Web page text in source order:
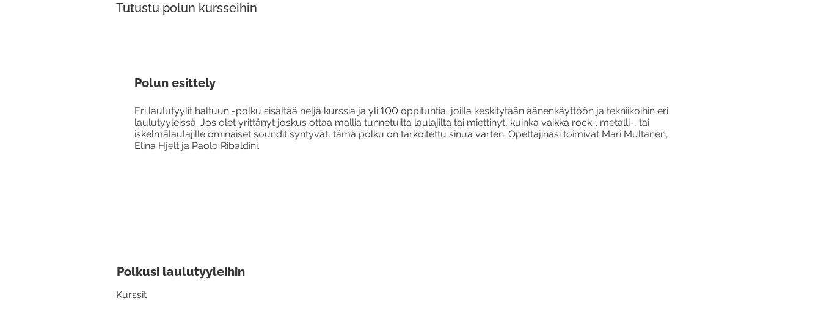
Tutustu polun kursseihin
Polun esittely
Eri laulutyylit haltuun -polku sisältää neljä kurssia ja yli 100 oppituntia, joilla keskitytään äänenkäyttöön ja tekniikoihin eri
laulutyyleissä. Jos olet yrittänyt joskus ottaa mallia tunnetuilta laulajilta tai miettinyt, kuinka vaikka rock-. metalli-, tai
iskelmälaulajille ominaiset soundit syntyvät, tämä polku on tarkoitettu sinua varten. Opettajinasi toimivat Mari Multanen,
Elina Hjelt ja Paolo Ribaldini.
Polkusi laulutyyleihin
Kurssit